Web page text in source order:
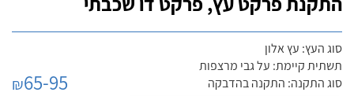
סוג העץ: עץ אלון
תשתית קיימת: על גבי מרצפות
סוג התקנה: התקנה בהדבקה
₪65-95